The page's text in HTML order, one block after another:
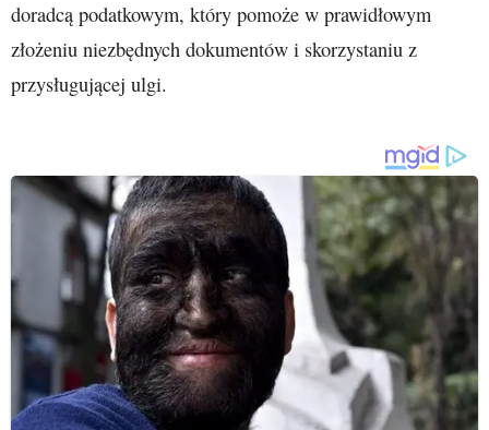
doradcą podatkowym, który pomoże w prawidłowym
złożeniu niezbędnych dokumentów i skorzystaniu z
przysługującej ulgi.